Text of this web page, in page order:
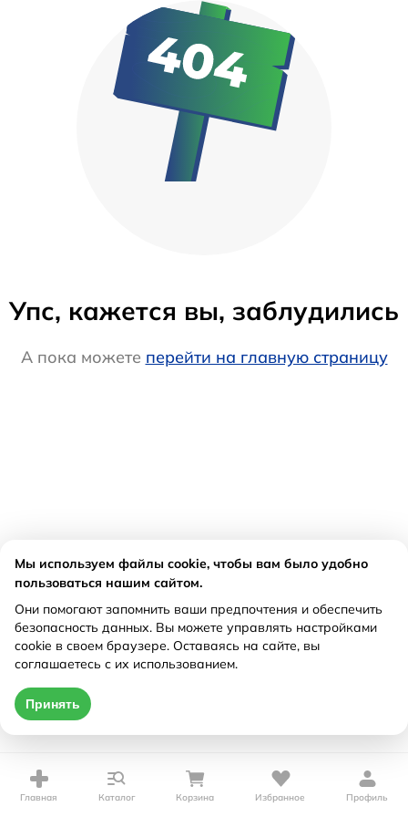
Упс, кажется вы, заблудились
А пока можете перейти на главную страницу
Главная Каталог Корзина Избранное Профиль
Мы используем файлы cookie, чтобы вам было удобно
пользоваться нашим сайтом.
Они помогают запомнить ваши предпочтения и обеспечить
безопасность данных. Вы можете управлять настройками
cookie в своем браузере. Оставаясь на сайте, вы
соглашаетесь с их использованием.
Принять